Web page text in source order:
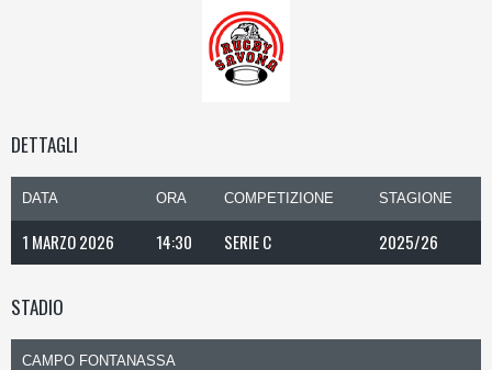
DETTAGLI
DATA ORA COMPETIZIONE STAGIONE
1 MARZO 2026 14:30 SERIE C 2025/26
STADIO
CAMPO FONTANASSA